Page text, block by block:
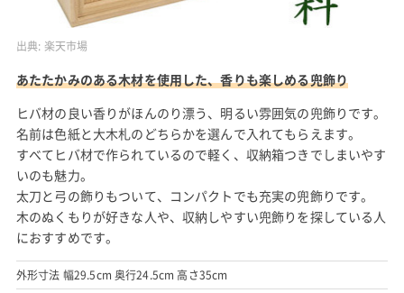
出典: 楽天市場
あたたかみのある木材を使用した、香りも楽しめる兜飾り
ヒバ材の良い香りがほんのり漂う、明るい雰囲気の兜飾りです。
名前は色紙と大木札のどちらかを選んで入れてもらえます。
すべてヒバ材で作られているので軽く、収納箱つきでしまいやす
いのも魅力。
太刀と弓の飾りもついて、コンパクトでも充実の兜飾りです。
木のぬくもりが好きな人や、収納しやすい兜飾りを探している人
におすすめです。
外形寸法 幅29.5cm 奥行24.5cm 高さ35cm